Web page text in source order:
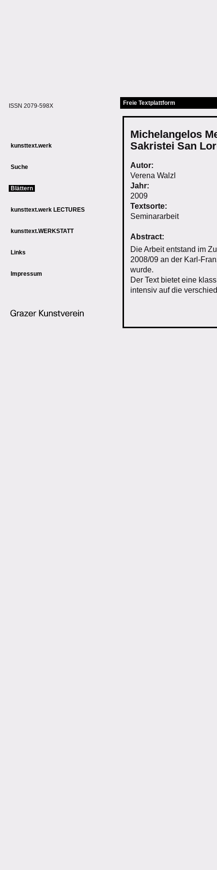
ISSN 2079-598X
kunsttext.werk
Suche
Blättern
kunsttext.werk LECTURES
kunsttext.WERKSTATT
Links
Impressum
Freie Textplattform
Michelangelos
Sakristei San
Autor:
Verena Walzl
Jahr:
2009
Textsorte:
Seminararbeit
Abstract:
Die Arbeit entstand im
2008/09 an der Karl-
wurde.
Der Text bietet eine
intensiv auf die